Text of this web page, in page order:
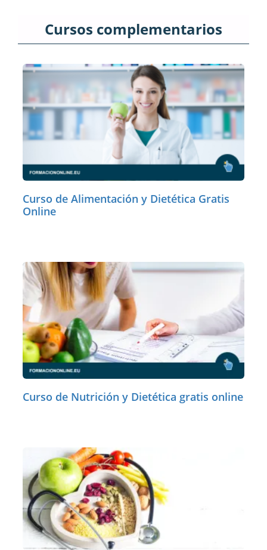
Cursos complementarios
Curso de Alimentación y Dietética Gratis
Online
Curso de Nutrición y Dietética gratis online